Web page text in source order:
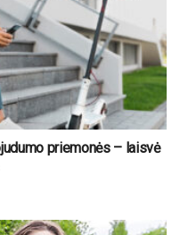
priemonės – laisvė